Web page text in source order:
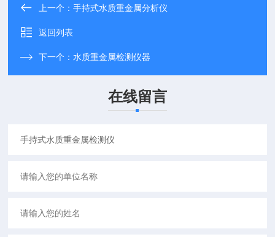
上一个：手持式水质重金属分析仪
返回列表
下一个：水质重金属检测仪器
在线留言